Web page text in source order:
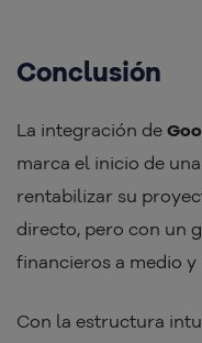
Conclusión
La integración de
marca el inicio de
rentabilizar su
directo, pero con un
financieros a medio
Con la estructura